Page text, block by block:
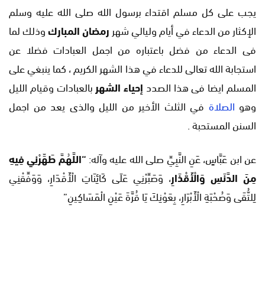
يجب على كل مسلم اقتداء برسول الله صلى الله عليه وسلم
الإكثار من الدعاء في أيام وليالي شهر رمضان المباركوذلك لما
فى الدعاء من فضل باعتباره من اجمل العبادات فضلا عن
استجابة الله تعالى للدعاء في هذا الشهر الكريم ، كما ينبغي على
المسلم ايضا فى هذا الصدد إحياء الشهر بالعبادات وقيام الليل
وهو الصلاة في الثلث الأخير من الليل والذى يعد من اجمل
السنن المستحبة .
عن ابن عَبَّاسٍ، عَنِ النَّبِيِّ صلى الله عليه وآله:“اللَّهُمَّ طَهِّرْنِي فِيهِ
مِنَ الدَّنَسِ وَالْأَقْذَارِ، وَصَبِّرْنِي عَلَى كَائِنَاتِ الْأَقْدَارِ، وَوَفِّقْنِي
لِلتُّقَى وَصُحْبَةِ الْأَبْرَارِ، بِعَوْنِكَ يَا قُرَّةَ عَيْنِ الْمَسَاكِينِ”